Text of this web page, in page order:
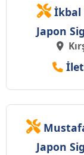
İkbal
Japon
Japon